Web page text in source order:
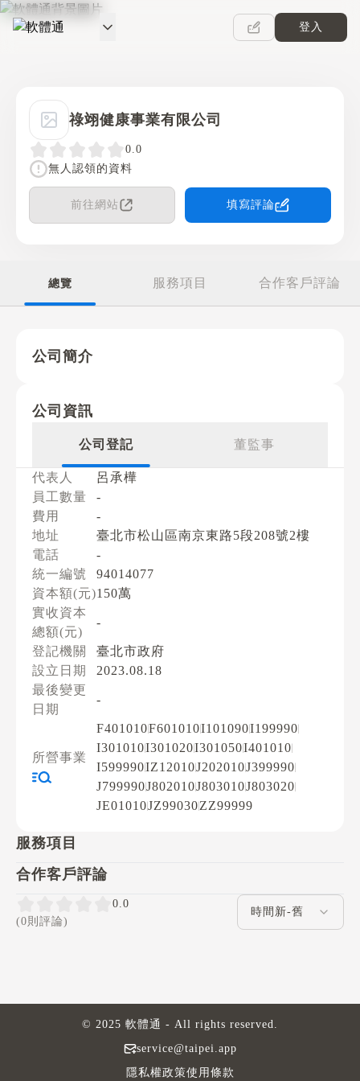
軟體通
登入
祿翊健康事業有限公司
0.0
無人認領的資料
前往網站 填寫評論
總覽 服務項目 合作客戶評論
公司簡介
公司資訊
公司登記 董監事
代表人
呂承樺
員工數量
-
費用
-
地址
臺北市松山區南京東路5段208號2樓
電話
-
統一編號
94014077
資本額(元)150萬
實收資本
總額(元)
-
登記機關
臺北市政府
設立日期
2023.08.18
最後變更
日期
-
所營事業
F401010F601010I101090I199990
I301010I301020I301050I401010
I599990IZ12010J202010J399990
J799990J802010J803010J803020
JE01010JZ99030ZZ99999
服務項目
合作客戶評論
0.0
(0則評論)
評論排序
service@taipei.app
© 2025 軟體通 - All rights reserved.
隱私權政策使用條款